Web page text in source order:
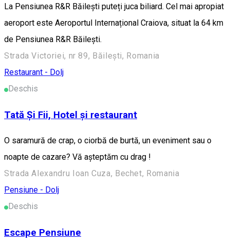
La Pensiunea R&R Băilești puteți juca biliard. Cel mai apropiat
aeroport este Aeroportul Internațional Craiova, situat la 64 km
de Pensiunea R&R Băilești.
Strada Victoriei, nr 89, Băilești, Romania
Restaurant - Dolj
Deschis
Tată Și Fii, Hotel și restaurant
O saramură de crap, o ciorbă de burtă, un eveniment sau o
noapte de cazare? Vă așteptăm cu drag !
Strada Alexandru Ioan Cuza, Bechet, Romania
Pensiune - Dolj
Deschis
Escape Pensiune